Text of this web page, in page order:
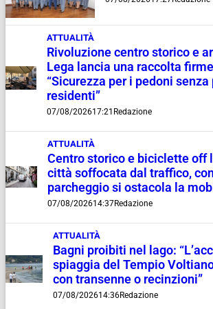
ATTUALITÀ
Rivoluzione centro storico e
Lega lancia una raccolta
“Sicurezza per i pedoni senza
residenti”
07/08/202617:21 Redazione
ATTUALITÀ
Centro storico e biciclette off
città soffocata dal traffico,
parcheggio si ostacola la
07/08/202614:37Redazione
ATTUALITÀ
Bagni proibiti nel lago:
spiaggia del Tempio
con transenne o recinzioni”
07/08/202614:36Redazione